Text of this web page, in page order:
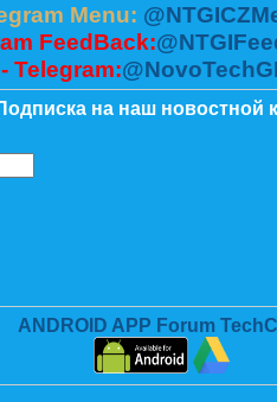
Menu:
FeedBack:
- Telegram:
на наш новостной
ANDROID APP Forum